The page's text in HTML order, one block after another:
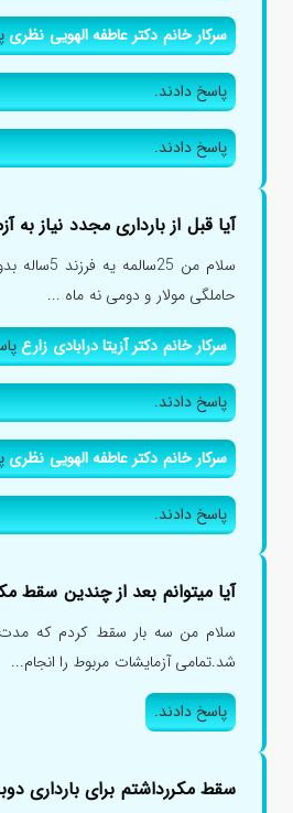
سرکار خانم دکتر عاطفه الهویی نظری
پاسخ دادند.
پاسخ دادند.
آیا قبل از بارداری مجدد نیاز
سلام من
حاملگی مولار و دومی نه ماه ...
سرکار خانم دکتر آزیتا درابادی زارع
پاسخ دادند.
سرکار خانم دکتر عاطفه الهویی نظری
پاسخ دادند.
آیا میتوانم بعد از چندین سقط
سلام من سه بار سقط کردم که
شد.تمامی آزمایشات مربوط را انجام...
پاسخ دادند.
سقط مکررداشتم برای بارداری